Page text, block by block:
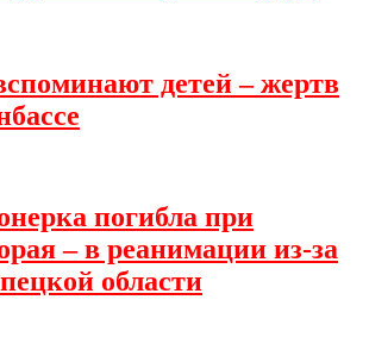
детей – жертв
погибла при
– в реанимации из-за
области